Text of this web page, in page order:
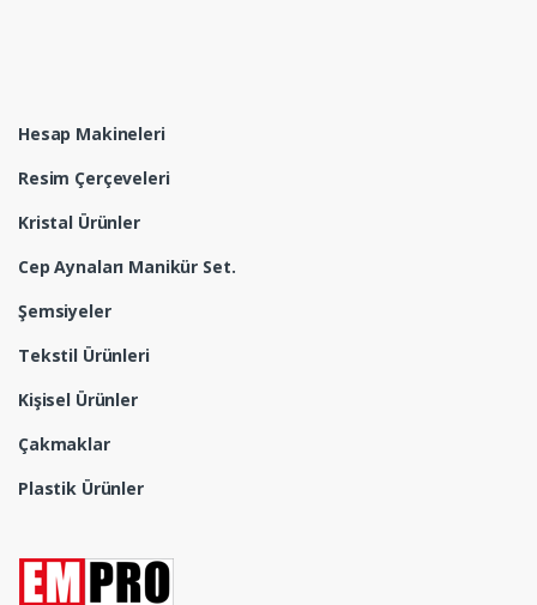
Hesap Makineleri
Resim Çerçeveleri
Kristal Ürünler
Cep Aynaları Manikür Set.
Şemsiyeler
Tekstil Ürünleri
Kişisel Ürünler
Çakmaklar
Plastik Ürünler